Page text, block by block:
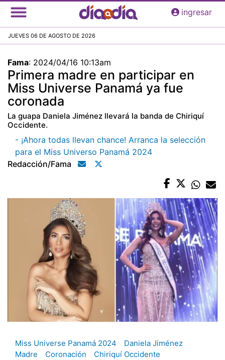
Pasar
al
principal
ingresar
JUEVES 06 DE AGOSTO DE 2026
Fama: 2024/04/16 10:13am
Primera madre en participar en
Miss Universe Panamá ya fue
coronada
La guapa Daniela Jiménez llevará la banda de Chiriquí
Occidente.
- ¡Ahora todas llevan chance! Arranca la selección
para el Miss Universo Panamá 2024
Redacción/fama
Miss Universe Panamá 2024
Daniela Jiménez
Madre
Coronación Chiriquí Occidente